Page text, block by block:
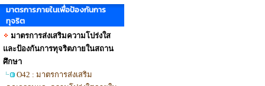
มาตรการภายในเพื่อป้องกันการ
ทุจริต
มาตรการส่งเสริมความโปร่งใส
และป้องกันการทุจริตภายในสถาน
ศึกษา
O42 : มาตรการส่งเสริม